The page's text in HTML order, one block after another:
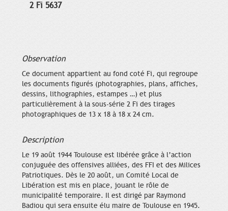
2 Fi 5637
Observation
Ce document appartient au fond coté Fi, qui regroupe
les documents figurés (photographies, plans, affiches,
dessins, lithographies, estampes …) et plus
particulièrement à la sous-série 2 Fi des tirages
photographiques de 13 x 18 à 18 x 24 cm.
Description
Le 19 août 1944 Toulouse est libérée grâce à l’action
conjuguée des offensives alliées, des FFI et des Milices
Patriotiques. Dès le 20 août, un Comité Local de
Libération est mis en place, jouant le rôle de
municipalité temporaire. Il est dirigé par Raymond
Badiou qui sera ensuite élu maire de Toulouse en 1945.